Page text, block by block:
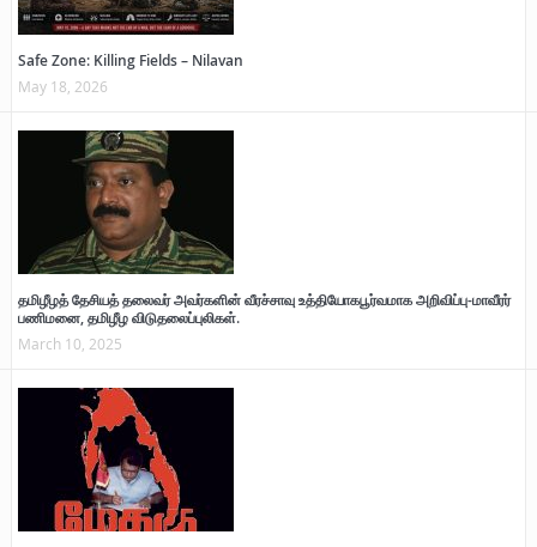
Safe Zone: Killing Fields – Nilavan
May 18, 2026
தமிழீழத் தேசியத் தலைவர் அவர்களின் வீரச்சாவு உத்தியோகபூர்வமாக அறிவிப்பு-மாவீரர்
பணிமனை, தமிழீழ விடுதலைப்புலிகள்.
March 10, 2025